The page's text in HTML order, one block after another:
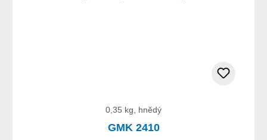
0,35 kg, hnědý
GMK 2410